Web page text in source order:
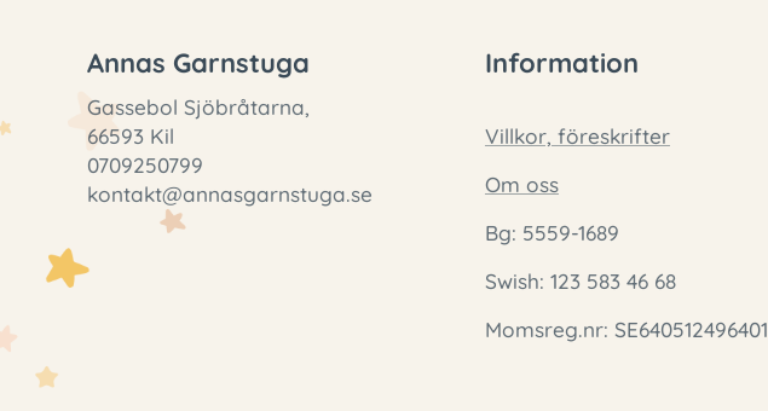
Annas Garnstuga
Gassebol Sjöbråtarna,
66593 Kil
0709250799
kontakt@annasgarnstuga.se
Information
Villkor, föreskrifter
Om oss
Bg: 5559-1689
Swish: 123 583 46 68
Momsreg.nr: SE640512496401